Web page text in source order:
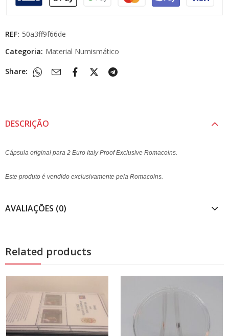
REF: 50a3ff9f66de
Categoria: Material Numismático
Share:
DESCRIÇÃO
Cápsula original para 2 Euro Italy Proof Exclusive Romacoins.
Este produto é vendido exclusivamente pela Romacoins.
AVALIAÇÕES (0)
Related products